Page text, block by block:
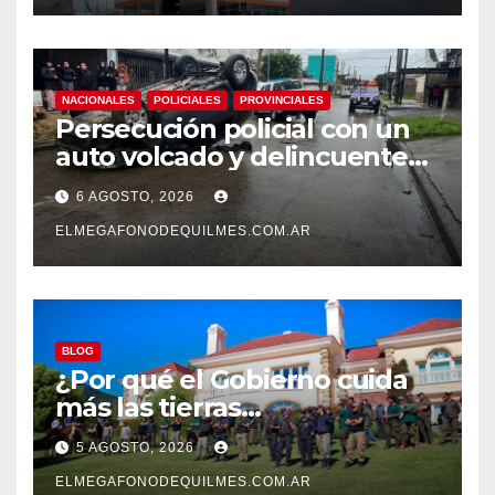
NACIONALES POLICIALES PROVINCIALES
Persecución policial con un
auto volcado y delincuentes
detenidos en San Francisco
Solano
6 AGOSTO, 2026
ELMEGAFONODEQUILMES.COM.AR
BLOG
¿Por qué el Gobierno cuida
más las tierras
extranjerizadas que el
patrimonio de todos los
5 AGOSTO, 2026
ELMEGAFONODEQUILMES.COM.AR